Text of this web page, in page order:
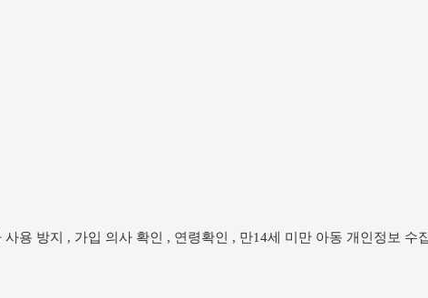
용 방지 , 가입 의사 확인 , 연령확인 , 만14세 미만 아동 개인정보 수